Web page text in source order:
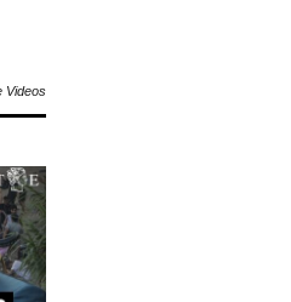
Videos